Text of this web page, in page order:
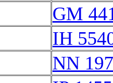
GM
IH
NN